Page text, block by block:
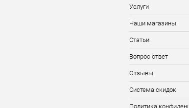
Услуги
Наши магазины
Статьи
Вопрос ответ
Отзывы
Система скидок
Политика